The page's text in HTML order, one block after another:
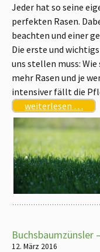
Jeder hat so seine
perfekten Rasen.
beachten und einer
Die erste und
uns stellen muss: Wie
mehr Rasen und je
intensiver fällt die
weiterlesen …
Buchsbaumzünsler
12. März 2016